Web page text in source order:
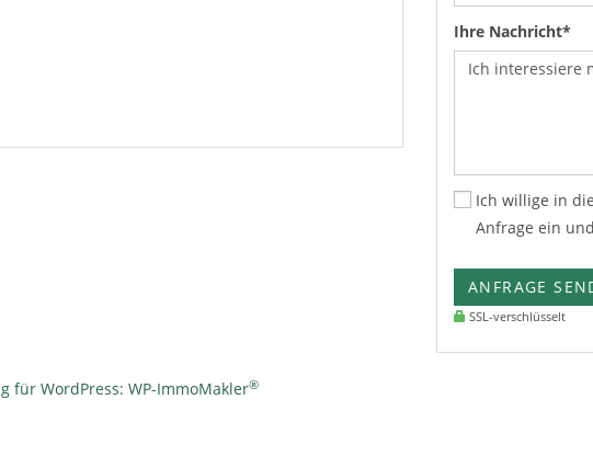
Ihre Nachricht*
Ich willige in
Anfrage ein
ANFRAGE
SSL-verschlüsselt
WordPress: WP-ImmoMakler®